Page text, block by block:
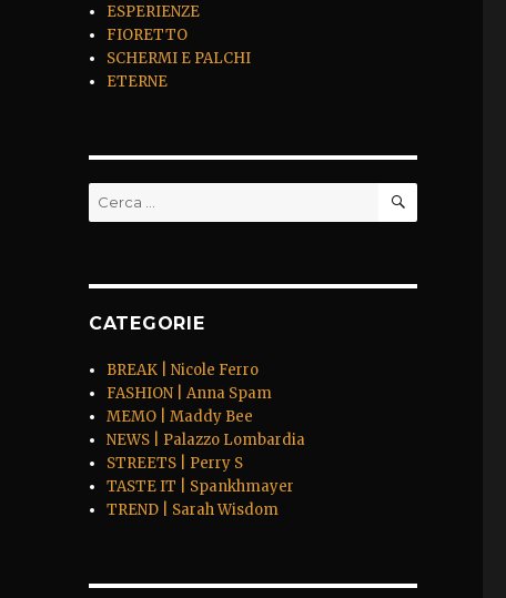
ESPERIENZE
FIORETTO
SCHERMI E PALCHI
ETERNE
Cerca: CERCA
CATEGORIE
BREAK | Nicole Ferro
FASHION | Anna Spam
MEMO | Maddy Bee
NEWS | Palazzo Lombardia
STREETS | Perry S
TASTE IT | Spankhmayer
TREND | Sarah Wisdom